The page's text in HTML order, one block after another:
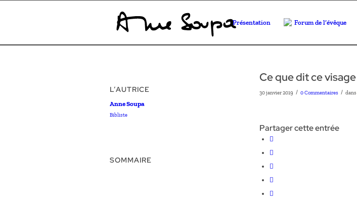
Présentation Forum de l’évêque
Ce que dit ce visage
30 janvier 2019 / 0 Commentaires / dans
Partager cette entrée
L’AUTRICE
Anne Soupa
Bibliste
SOMMAIRE